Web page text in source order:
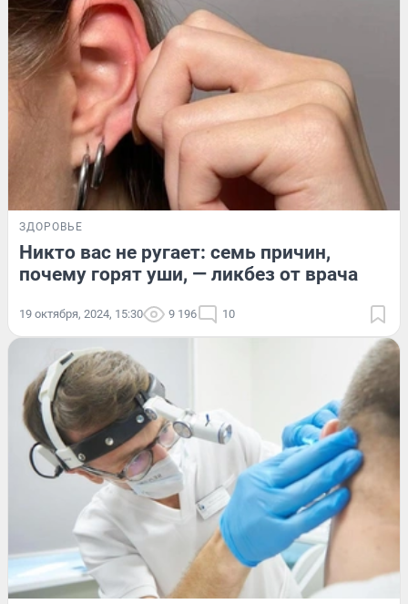
ЗДОРОВЬЕ
Никто вас не ругает: семь причин,
почему горят уши, — ликбез от врача
19 октября, 2024, 15:30 9 196 10